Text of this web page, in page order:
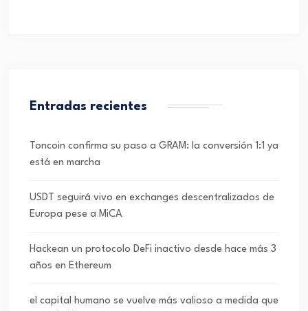
Entradas recientes
Toncoin confirma su paso a GRAM: la conversión 1:1 ya
está en marcha
USDT seguirá vivo en exchanges descentralizados de
Europa pese a MiCA
Hackean un protocolo DeFi inactivo desde hace más 3
años en Ethereum
el capital humano se vuelve más valioso a medida que